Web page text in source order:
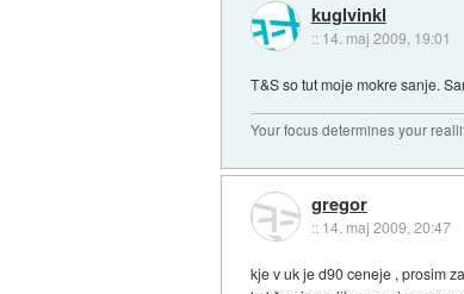
kuglvinkl
:: 14. maj 2009, 19:01
T&S so tut moje mokre sanje.
Your focus determines your
gregor
:: 14. maj 2009, 20:47
kje v uk je d90 ceneje , prosim